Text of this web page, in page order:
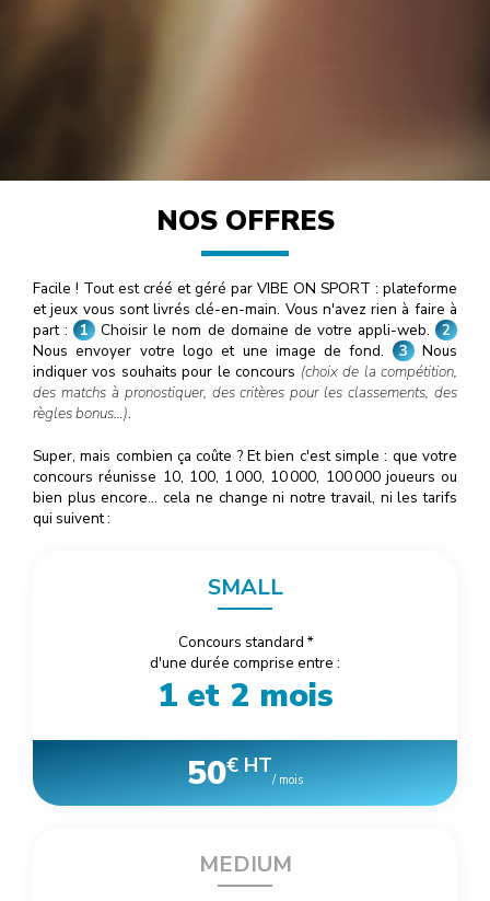
NOS OFFRES
Facile ! Tout est créé et géré par VIBE ON SPORT : plateforme
et jeux vous sont livrés clé-en-main. Vous n'avez rien à faire à
part : 1 Choisir le nom de domaine de votre appli-web. 2
Nous envoyer votre logo et une image de fond.
3 Nous
indiquer vos souhaits pour le concours (choix de la compétition,
des matchs à pronostiquer, des critères pour les classements, des
règles bonus…).
Super, mais combien ça coûte ? Et bien c'est simple : que votre
concours réunisse 10, 100, 1000, 10000, 100000joueurs ou
bien plus encore… cela ne change ni notre travail, ni les tarifs
qui suivent :
SMALL
Concours standard *
d'une durée comprise entre :
1 et 2 mois
50€ HT
/ mois
MEDIUM